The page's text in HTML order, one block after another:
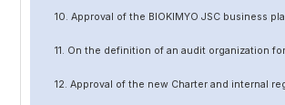
10. Approval of the BIOKIMYO JSC business
11. On the definition of an audit organization
12. Approval of the new Charter and internal